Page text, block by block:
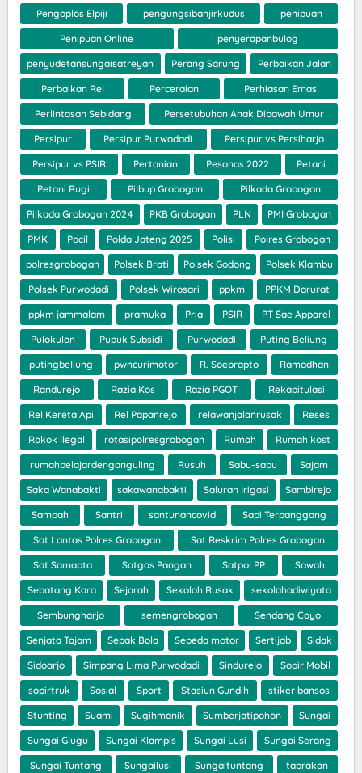
Pengoplos Elpiji pengungsibanjirkudus penipuan
Penipuan Online penyerapanbulog
penyudetansungaisatreyan Perang Sarung Perbaikan Jalan
Perbaikan Rel Perceraian Perhiasan Emas
Perlintasan Sebidang Persetubuhan Anak Dibawah Umur
Persipur Persipur Purwodadi Persipur vs Persiharjo
Persipur vs PSIR Pertanian Pesonas 2022 Petani
Petani Rugi Pilbup Grobogan Pilkada Grobogan
Pilkada Grobogan 2024 PKB Grobogan PLN PMI Grobogan
PMK Pocil Polda Jateng 2025 Polisi Polres Grobogan
polresgrobogan Polsek Brati Polsek Godong Polsek Klambu
Polsek Purwodadi Polsek Wirosari ppkm PPKM Darurat
ppkm jammalam pramuka Pria PSIR PT Sae Apparel
Pulokulon Pupuk Subsidi Purwodadi Puting Beliung
putingbeliung pwncurimotor R. Soeprapto Ramadhan
Randurejo Razia Kos Razia PGOT Rekapitulasi
Rel Kereta Api Rel Papanrejo relawanjalanrusak Reses
Rokok Ilegal rotasipolresgrobogan Rumah Rumah kost
rumahbelajardenganguling Rusuh Sabu-sabu Sajam
Saka Wanabakti sakawanabakti Saluran Irigasi Sambirejo
Sampah Santri santunancovid Sapi Terpanggang
Sat Lantas Polres Grobogan Sat Reskrim Polres Grobogan
Sat Samapta Satgas Pangan Satpol PP Sawah
Sebatang Kara Sejarah Sekolah Rusak sekolahadiwiyata
Sembungharjo semengrobogan Sendang Coyo
Senjata Tajam Sepak Bola Sepeda motor Sertijab Sidak
Sidoarjo Simpang Lima Purwodadi Sindurejo Sopir Mobil
sopirtruk Sosial Sport Stasiun Gundih stiker bansos
Stunting Suami Sugihmanik Sumberjatipohon Sungai
Sungai Glugu Sungai Klampis Sungai Lusi Sungai Serang
Sungai Tuntang Sungailusi Sungaituntang tabrakan